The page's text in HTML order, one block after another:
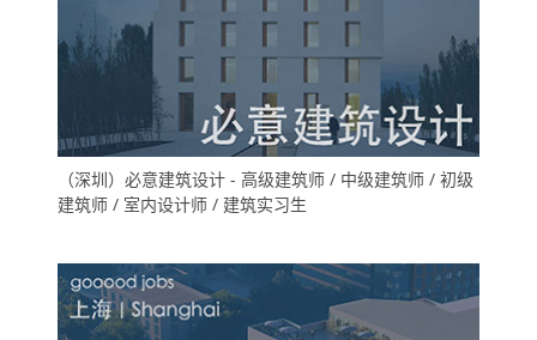
（深圳）必意建筑设计 - 高级建筑师 / 中级建筑师 / 初级
建筑师 / 室内设计师 / 建筑实习生